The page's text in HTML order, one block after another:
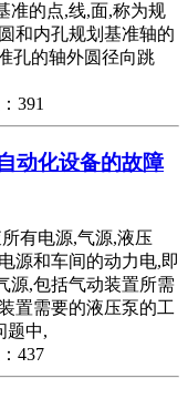
的点,线,面,称为规
和内孔规划基准轴的
孔的轴外圆径向跳
391
动化设备的故障
有电源,气源,液压
和车间的动力电,即
,包括气动装置所需
需要的液压泵的工
中,
437